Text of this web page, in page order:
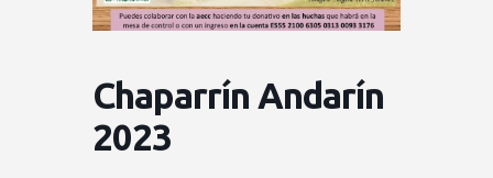
Chaparrín Andarín
2023